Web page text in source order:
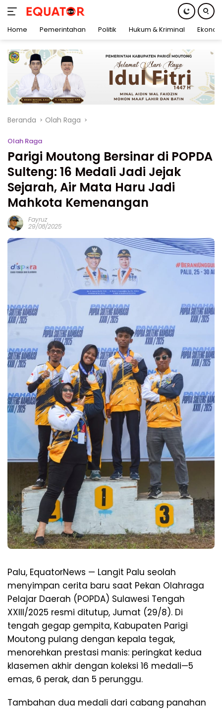
konten
Home Pemerintahan Politik Hukum & Kriminal
Beranda Olah Raga
Olah Raga
Parigi Moutong Bersinar di POPDA
Sulteng: 16 Medali Jadi Jejak
Sejarah, Air Mata Haru Jadi
Mahkota Kemenangan
Fayruz
29/08/2025
Palu, EquatorNews — Langit Palu seolah
menyimpan cerita baru saat Pekan Olahraga
Pelajar Daerah (POPDA) Sulawesi Tengah
XXIII/2025 resmi ditutup, Jumat (29/8). Di
tengah gegap gempita, Kabupaten Parigi
Moutong pulang dengan kepala tegak,
menorehkan prestasi manis: peringkat kedua
klasemen akhir dengan koleksi 16 medali—5
emas, 6 perak, dan 5 perunggu.
Tambahan dua medali dari cabang panahan